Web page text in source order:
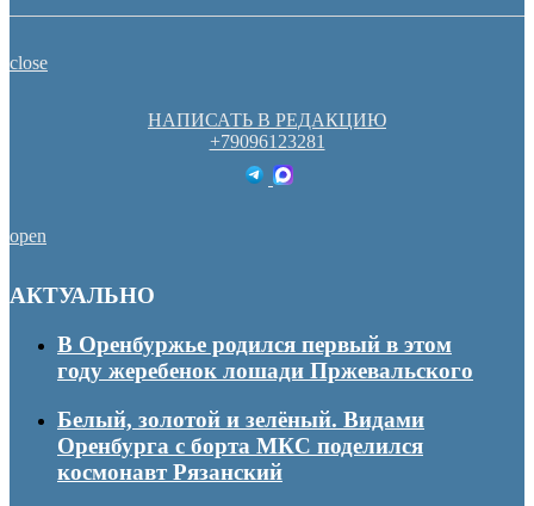
close
НАПИСАТЬ В РЕДАКЦИЮ
+79096123281
open
АКТУАЛЬНО
В Оренбуржье родился первый в этом
году жеребенок лошади Пржевальского
Белый, золотой и зелёный. Видами
Оренбурга с борта МКС поделился
космонавт Рязанский